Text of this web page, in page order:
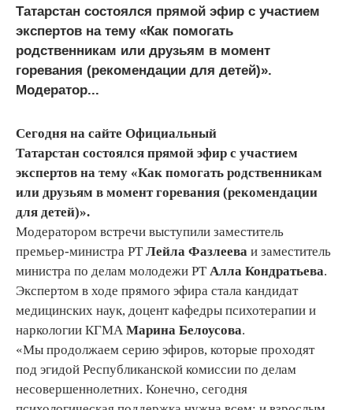
Татарстан состоялся прямой эфир с участием
экспертов на тему «Как помогать
родственникам или друзьям в момент
горевания (рекомендации для детей)».
Модератор...
Сегодня на сайте Официальный
Татарстан состоялся прямой эфир с участием
экспертов на тему «Как помогать родственникам
или друзьям в момент горевания (рекомендации
для детей)».
Модератором встречи выступили заместитель
премьер-министра РТ Лейла Фазлеева и заместитель
министра по делам молодежи РТ Алла Кондратьева.
Экспертом в ходе прямого эфира стала кандидат
медицинских наук, доцент кафедры психотерапии и
наркологии КГМА Марина Белоусова.
«Мы продолжаем серию эфиров, которые проходят
под эгидой Республиканской комиссии по делам
несовершеннолетних. Конечно, сегодня